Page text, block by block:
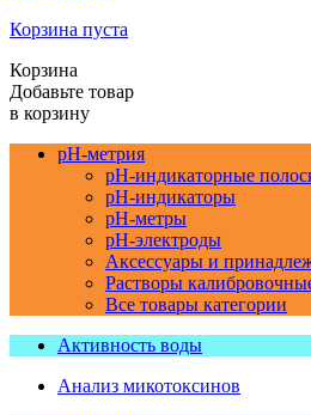
Корзина пуста
Корзина
Добавьте товар
в корзину
pH-метрия
pH-индикаторные
pH-индикаторы
pH-метры
pH-электроды
Аксессуары и
Растворы
Все товары категории
Активность воды
Анализ микотоксинов